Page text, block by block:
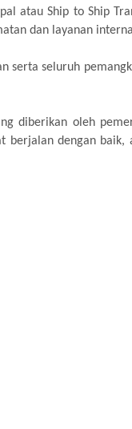
atau Ship to Ship
dan layanan
seluruh
diberikan oleh
berjalan dengan